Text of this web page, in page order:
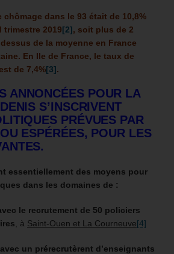
chômage dans le 93 était de 10,8%
trimestre 2019[2], soit plus de 2
de la moyenne en France
En Ile de France, le taux de
de 7,4%[3].
ANNONCÉES POUR LA
S’INSCRIVENT
PRÉVUES PAR
ESPÉRÉES, POUR LES
essentiellement des moyens pour
dans les domaines de :
le recrutement de 50 policiers
, à Saint-Ouen et La Courneuve[4]
un prérecrutèrent d’enseignants